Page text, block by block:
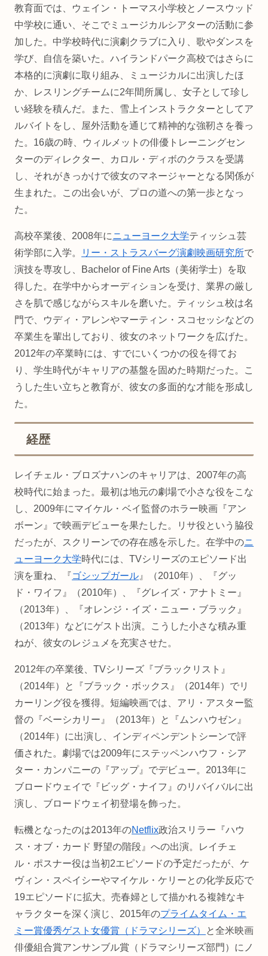
教育面では、ウェイン・トーマス小学校とノースウッド
中学校に通い、そこでミュージカルシアターの活動に参
加した。中学校時代に演劇クラブに入り、歌やダンスを
学び、自信を築いた。ハイランドパーク高校ではさらに
本格的に演劇に取り組み、ミュージカルに出演したほ
か、レスリングチームに2年間所属し、女子として珍し
い経験を積んだ。また、雪上インストラクターとしてア
ルバイトをし、屋外活動を通じて精神的な強靭さを養っ
た。16歳の時、ウィルメットの俳優トレーニングセン
ターのディレクター、カロル・ディボのクラスを受講
し、それがきっかけで彼女のマネージャーとなる関係が
生まれた。この出会いが、プロの道への第一歩となっ
た。
高校卒業後、2008年にニューヨーク大学ティッシュ芸
術学部に入学。
リー・ストラスバーグ演劇映画研究所で
演技を専攻し、Bachelor of Fine Arts（美術学士）を取
得した。在学中からオーディションを受け、業界の厳し
さを肌で感じながらスキルを磨いた。ティッシュ校は名
門で、ウディ・アレンやマーティン・スコセッシなどの
卒業生を輩出しており、彼女のネットワークを広げた。
2012年の卒業時には、すでにいくつかの役を得てお
り、学生時代がキャリアの基盤を固めた時期だった。こ
うした生い立ちと教育が、彼女の多面的な才能を形成し
た。
経歴
レイチェル・ブロズナハンのキャリアは、2007年の高
校時代に始まった。最初は地元の劇場で小さな役をこな
し、2009年にマイケル・ベイ監督のホラー映画『アン
ボーン』で映画デビューを果たした。リサ役という脇役
だったが、スクリーンでの存在感を示した。在学中のニ
ューヨーク大学時代には、TVシリーズのエピソード出
演を重ね、『ゴシップガール 』（2010年）、『グッ
ド・ワイフ』（2010年）、『グレイズ・アナトミー』
（2013年）、『オレンジ・イズ・ニュー・ブラック』
（2013年）などにゲスト出演。こうした小さな積み重
ねが、彼女のレジュメを充実させた。
2012年の卒業後、TVシリーズ『ブラックリスト』
（2014年）と『ブラック・ボックス』（2014年）でリ
カーリング役を獲得。短編映画では、アリ・アスター監
督の『ベーシカリー』（2013年）と『ムンハウゼン』
（2014年）に出演し、インディペンデントシーンで評
価された。劇場では2009年にステッペンハウフ・シア
ター・カンパニーの『アップ』でデビュー。2013年に
ブロードウェイで『ビッグ・ナイフ』のリバイバルに出
演し、ブロードウェイ初登場を飾った。
転機となったのは2013年のNetflix政治スリラー『ハウ
ス・オブ・カード 野望の階段』への出演。レイチェ
ル・ポスナー役は当初2エピソードの予定だったが、ケ
ヴィン・スペイシーやマイケル・ケリーとの化学反応で
19エピソードに拡大。売春婦として描かれる複雑なキ
ャラクターを深く演じ、2015年のプライムタイム・エ
ミー賞優秀ゲスト女優賞（ドラマシリーズ）
と全米映画
俳優組合賞アンサンブル賞（ドラマシリーズ部門）にノ